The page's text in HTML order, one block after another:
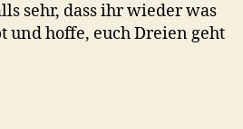
sehr, dass ihr wieder was
und hoffe, euch Dreien geht